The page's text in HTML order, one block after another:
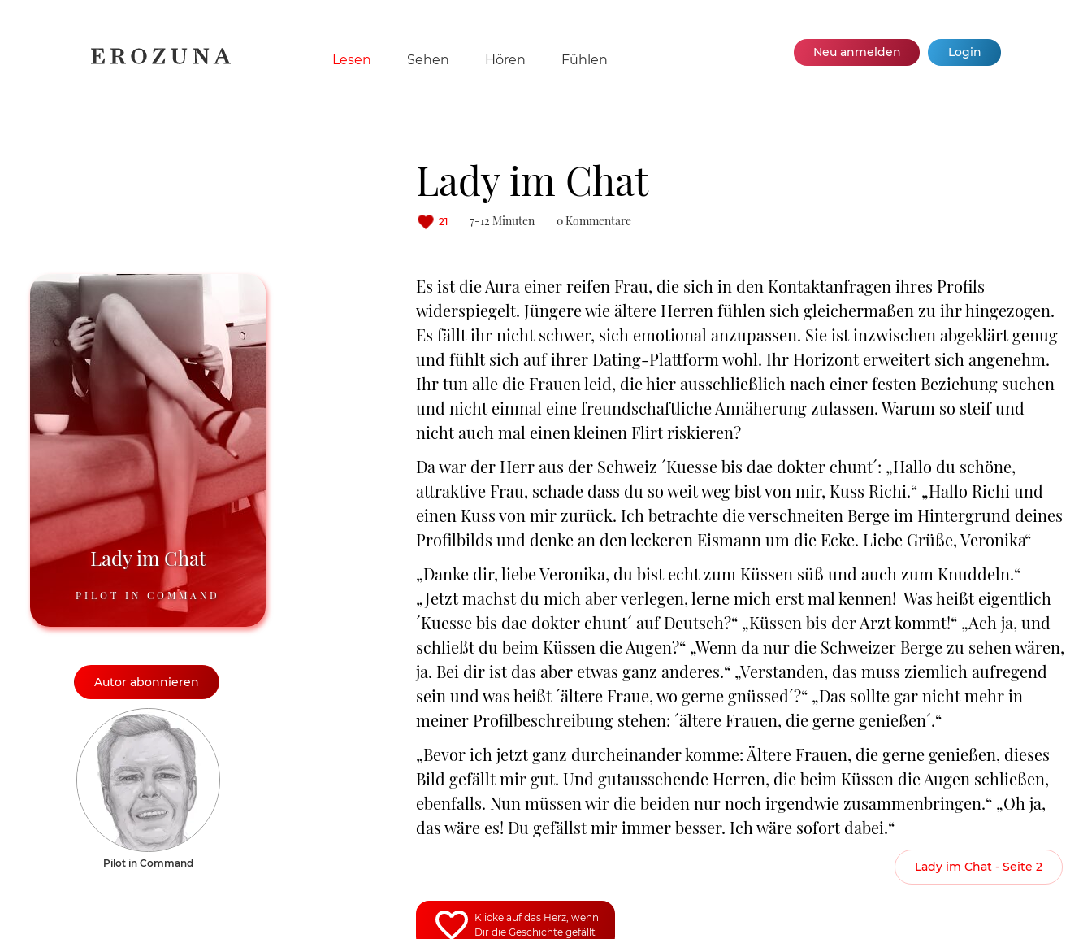
Navigation
Lesen Sehen Hören Fühlen Neu anmelden Login
Lady im Chat
21 7-12 Minuten 0 Kommentare
Lady im Chat
PILOT IN COMMAND
Autor abonnieren
Pilot in Command
Es ist die Aura einer reifen Frau, die sich in den Kontaktanfragen ihres Profils
widerspiegelt. Jüngere wie ältere Herren fühlen sich gleichermaßen zu ihr hingezogen.
Es fällt ihr nicht schwer, sich emotional anzupassen. Sie ist inzwischen abgeklärt genug
und fühlt sich auf ihrer Dating-Plattform wohl. Ihr Horizont erweitert sich angenehm.
Ihr tun alle die Frauen leid, die hier ausschließlich nach einer festen Beziehung suchen
und nicht einmal eine freundschaftliche Annäherung zulassen. Warum so steif und
nicht auch mal einen kleinen Flirt riskieren?
Da war der Herr aus der Schweiz ´Kuesse bis dae dokter chunt´: „Hallo du schöne,
attraktive Frau, schade dass du so weit weg bist von mir, Kuss Richi.“ „Hallo Richi und
einen Kuss von mir zurück. Ich betrachte die verschneiten Berge im Hintergrund deines
Profilbilds und denke an den leckeren Eismann um die Ecke. Liebe Grüße, Veronika“
„Danke dir, liebe Veronika, du bist echt zum Küssen süß und auch zum Knuddeln.“
„Jetzt machst du mich aber verlegen, lerne mich erst mal kennen! Was heißt eigentlich
´Kuesse bis dae dokter chunt´ auf Deutsch?“ „Küssen bis der Arzt kommt!“ „Ach ja, und
schließt du beim Küssen die Augen?“ „Wenn da nur die Schweizer Berge zu sehen wären,
ja. Bei dir ist das aber etwas ganz anderes.“ „Verstanden, das muss ziemlich aufregend
sein und was heißt ´ältere Fraue, wo gerne gnüssed´?“ „Das sollte gar nicht mehr in
meiner Profilbeschreibung stehen: ´ältere Frauen, die gerne genießen´.“
„Bevor ich jetzt ganz durcheinander komme: Ältere Frauen, die gerne genießen, dieses
Bild gefällt mir gut. Und gutaussehende Herren, die beim Küssen die Augen schließen,
ebenfalls. Nun müssen wir die beiden nur noch irgendwie zusammenbringen.“ „Oh ja,
das wäre es! Du gefällst mir immer besser. Ich wäre sofort dabei.“
Lady im Chat - Seite 2
Klicke auf das Herz, wenn
Dir die Geschichte gefällt